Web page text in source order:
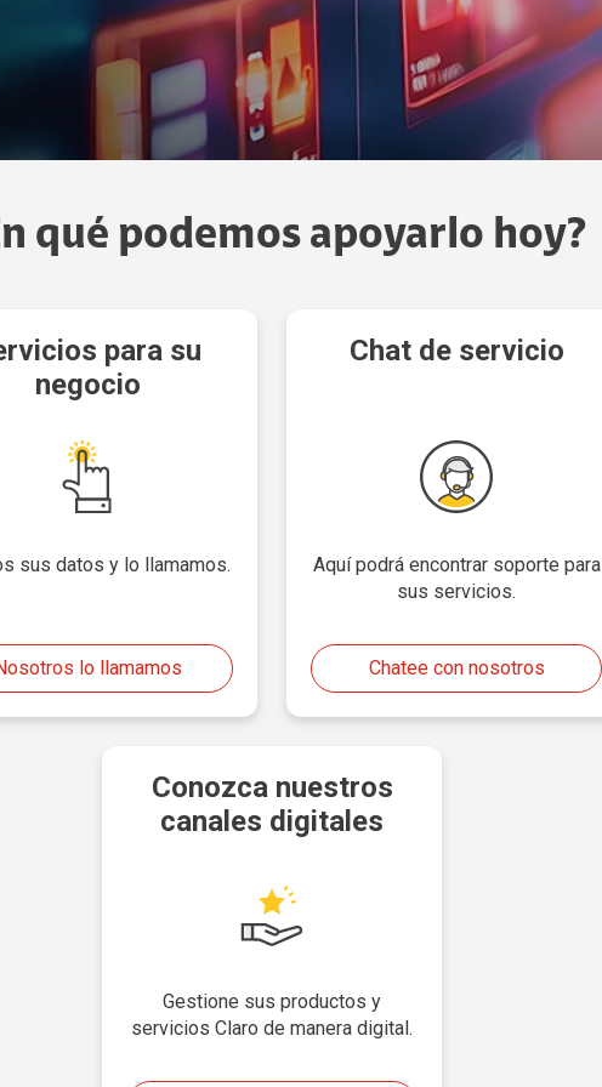
Data Center
Hosting
Respaldo de información
por Demanda
de recursos en la nube
qué podemos apoyarlo hoy?
para su
negocio
sus datos y lo llamamos.
lo llamamos
Chat de servicio
Aquí podrá encontrar soporte para
sus servicios.
Chatee con nosotros
Conozca nuestros
canales digitales
Gestione sus productos y
servicios Claro de manera digital.